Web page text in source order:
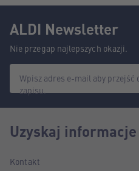
ALDI Newsletter
Nie przegap najlepszych okazji.
Wpisz adres e-mail aby przejść
zapisu.
Uzyskaj informacje
Kontakt